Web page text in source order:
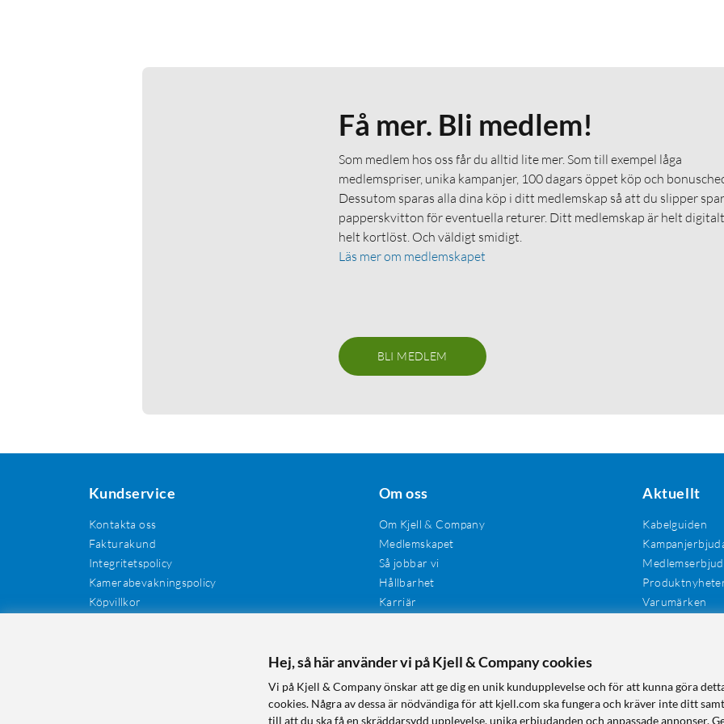
Få mer. Bli medlem!
Som medlem hos oss får du alltid lite mer. Som till exempel låga
medlemspriser, unika kampanjer, 100 dagars öppet köp och
Dessutom sparas alla dina köp i ditt medlemskap så att du slipper
papperskvitton för eventuella returer. Ditt medlemskap är helt
helt kortlöst. Och väldigt smidigt.
Läs mer om medlemskapet
BLI MEDLEM
Kundservice
Kontakta oss
Fakturakund
Integritetspolicy
Kamerabevakningspolicy
Köpvillkor
Om oss
Om Kjell & Company
Medlemskapet
Så jobbar vi
Hållbarhet
Karriär
Tillgänglighet
Aktuellt
Kabelguiden
Varumärken
Hej, så här använder vi på Kjell & Company cookies
Vi på Kjell & Company önskar att ge dig en unik kundupplevelse och för att kunna göra
cookies. Några av dessa är nödvändiga för att kjell.com ska fungera och kräver inte ditt
till att du ska få en skräddarsydd upplevelse, unika erbjudanden och anpassade annonser.